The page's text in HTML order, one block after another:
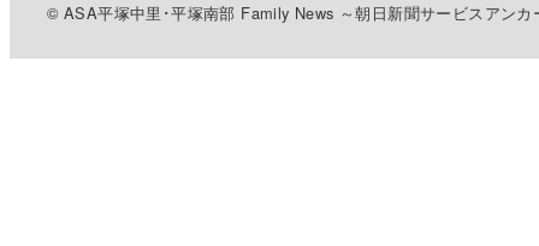
© ASA平塚中里･平塚南部 Family News ～朝日新聞サービスアンカ